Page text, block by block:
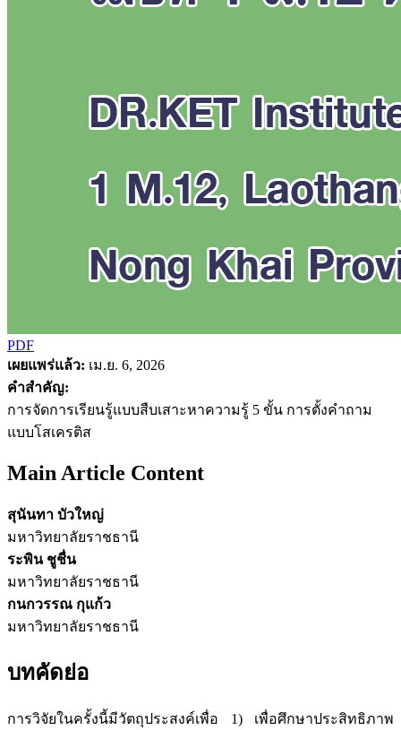
PDF
เผยแพร่แล้ว: เม.ย. 6, 2026
คำสำคัญ:
การจัดการเรียนรู้แบบสืบเสาะหาความรู้ 5 ขั้น การตั้งคำถาม
แบบโสเครติส
Main Article Content
สุนันทา บัวใหญ่
มหาวิทยาลัยราชธานี
ระพิน ชูชื่น
มหาวิทยาลัยราชธานี
กนกวรรณ กุแก้ว
มหาวิทยาลัยราชธานี
บทคัดย่อ
การวิจัยในครั้งนี้มีวัตถุประสงค์เพื่อ 1) เพื่อศึกษาประสิทธิภาพ